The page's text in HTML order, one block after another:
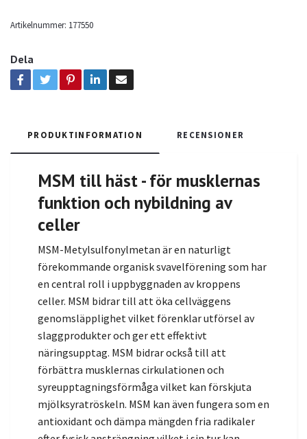
Artikelnummer: 177550
Dela
PRODUKTINFORMATION RECENSIONER
MSM till häst - för musklernas
funktion och nybildning av
celler
MSM-Metylsulfonylmetan är en naturligt
förekommande organisk svavelförening som har
en central roll i uppbyggnaden av kroppens
celler. MSM bidrar till att öka cellväggens
genomsläpplighet vilket förenklar utförsel av
slaggprodukter och ger ett effektivt
näringsupptag. MSM bidrar också till att
förbättra musklernas cirkulationen och
syreupptagningsförmåga vilket kan förskjuta
mjölksyratröskeln. MSM kan även fungera som en
antioxidant och dämpa mängden fria radikaler